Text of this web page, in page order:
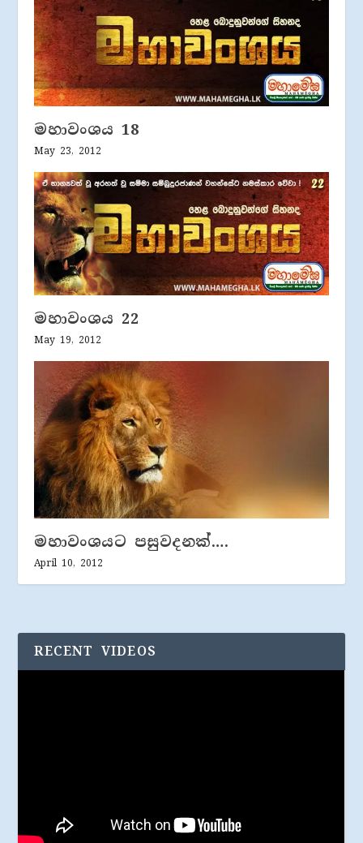
මහාවංශය 18
May 23, 2012
මහාවංශය 22
May 19, 2012
මහාවංශයට පසුවදනක්….
April 10, 2012
RECENT VIDEOS